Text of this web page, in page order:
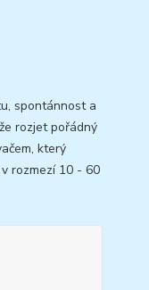
spontánnost a
rozjet pořádný
který
rozmezí 10 - 60